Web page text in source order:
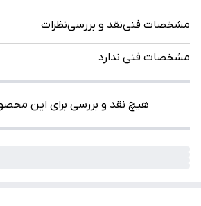
مشخصات فنینقد و بررسینظرات
مشخصات فنی ندارد
هیچ نقد و بررسی برای این